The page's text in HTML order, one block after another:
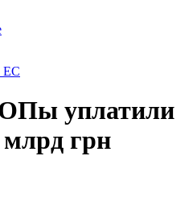
ЕС
уплатили
грн